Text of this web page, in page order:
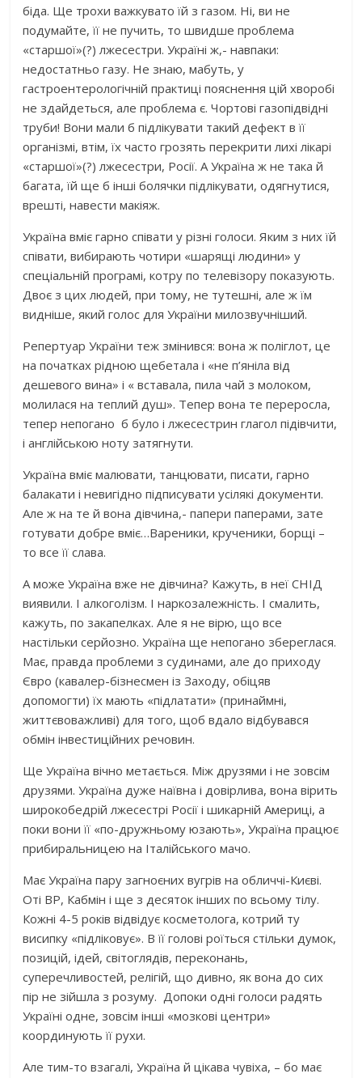
біда. Ще трохи важкувато їй з газом. Ні, ви не
подумайте, її не пучить, то швидше проблема
«старшої»(?) лжесестри. Україні ж,- навпаки:
недостатньо газу. Не знаю, мабуть, у
гастроентерологічній практиці пояснення цій хворобі
не здайдеться, але проблема є. Чортові газопідвідні
труби! Вони мали б підлікувати такий дефект в її
організмі, втім, їх часто грозять перекрити лихі лікарі
«старшої»(?) лжесестри, Росії. А Україна ж не така й
багата, їй ще б інші болячки підлікувати, одягнутися,
врешті, навести макіяж.
Україна вміє гарно співати у різні голоси. Яким з них їй
співати, вибирають чотири «шарящі людини» у
спеціальній програмі, котру по телевізору показують.
Двоє з цих людей, при тому, не тутешні, але ж їм
видніше, який голос для України милозвучніший.
Репертуар України теж змінився: вона ж поліглот, це
на початках рідною щебетала і «не п’яніла від
дешевого вина» і « вставала, пила чай з молоком,
молилася на теплий душ». Тепер вона те переросла,
тепер непогано б було і лжесестрин глагол підівчити,
і англійською ноту затягнути.
Україна вміє малювати, танцювати, писати, гарно
балакати і невигідно підписувати усілякі документи.
Але ж на те й вона дівчина,- папери паперами, зате
готувати добре вміє…Вареники, крученики, борщі –
то все її слава.
А може Україна вже не дівчина? Кажуть, в неї СНІД
виявили. І алкоголізм. І наркозалежність. І смалить,
кажуть, по закапелках. Але я не вірю, що все
настільки серйозно. Україна ще непогано збереглася.
Має, правда проблеми з судинами, але до приходу
Євро (кавалер-бізнесмен із Заходу, обіцяв
допомогти) їх мають «підлатати» (принаймні,
життєвоважливі) для того, щоб вдало відбувався
обмін інвестиційних речовин.
Ще Україна вічно метається. Між друзями і не зовсім
друзями. Україна дуже наївна і довірлива, вона вірить
широкобедрій лжесестрі Росії і шикарній Америці, а
поки вони її «по-дружньому юзають», Україна працює
прибиральницею на Італійського мачо.
Має Україна пару загноєних вугрів на обличчі-Києві.
Оті ВР, Кабмін і ще з десяток інших по всьому тілу.
Кожні 4-5 років відвідує косметолога, котрий ту
висипку «підліковує». В її голові роїться стільки думок,
позицій, ідей, світоглядів, переконань,
суперечливостей, релігій, що дивно, як вона до сих
пір не зійшла з розуму. Допоки одні голоси радять
Україні одне, зовсім інші «мозкові центри»
координують її рухи.
Але тим-то взагалі, Україна й цікава чувіха, – бо має